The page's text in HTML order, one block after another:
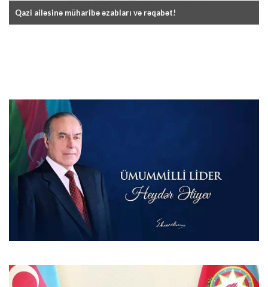
Qazi ailəsinə müharibə əzabları və rəqabət!